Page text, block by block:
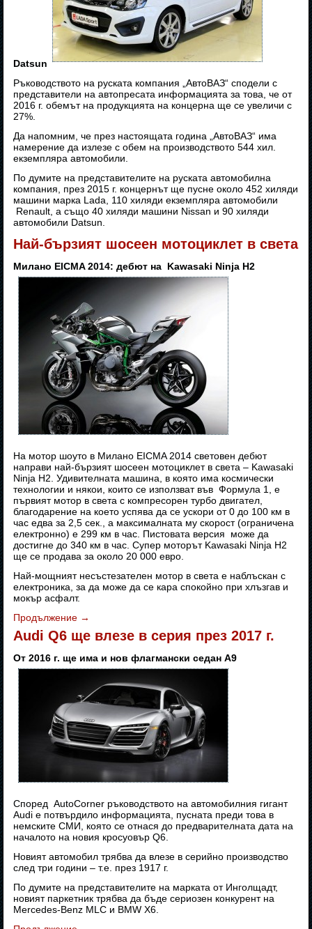
Datsun
Ръководството на руската компания „АвтоВАЗ“ сподели с
представители на автопресата информацията за това, че от
2016 г. обемът на продукцията на концерна ще се увеличи с
27%.
Да напомним, че през настоящата година „АвтоВАЗ“ има
намерение да излезе с обем на производството 544 хил.
екземпляра автомобили.
По думите на представителите на руската автомобилна
компания, през 2015 г. концернът ще пусне около 452 хиляди
машини марка Lada, 110 хиляди екземпляра автомобили
Renault, а също 40 хиляди машини Nissan и 90 хиляди
автомобили Datsun.
Най-бързият шосеен мотоциклет в света
Милано EICMA 2014: дебют на Kawasaki Ninja H2
На мотор шоуто в Милано EICMA 2014 световен дебют
направи най-бързият шосеен мотоциклет в света – Kawasaki
Ninja H2. Удивителната машина, в която има космически
технологии и някои, които се използват във Формула 1, е
първият мотор в света с компресорен турбо двигател,
благодарение на което успява да се ускори от 0 до 100 км в
час едва за 2,5 сек., а максималната му скорост (ограничена
електронно) е 299 км в час. Пистовата версия може да
достигне до 340 км в час. Супер моторът Kawasaki Ninja H2
ще се продава за около 20 000 евро.
Най-мощният несъстезателен мотор в света е наблъскан с
електроника, за да може да се кара спокойно при хлъзгав и
мокър асфалт.
Продължение →
Audi Q6 ще влезе в серия през 2017 г.
От 2016 г. ще има и нов флагмански седан А9
Според AutoCorner ръководството на автомобилния гигант
Audi е потвърдило информацията, пусната преди това в
немските СМИ, която се отнася до предварителната дата на
началото на новия кросуовър Q6.
Новият автомобил трябва да влезе в серийно производство
след три години – т.е. през 1917 г.
По думите на представителите на марката от Инголщадт,
новият паркетник трябва да бъде сериозен конкурент на
Mercedes-Benz MLC и BMW X6.